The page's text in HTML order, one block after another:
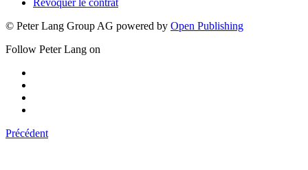
Révoquer le contrat
© Peter Lang Group AG powered by Open Publishing
Follow Peter Lang on
Précédent